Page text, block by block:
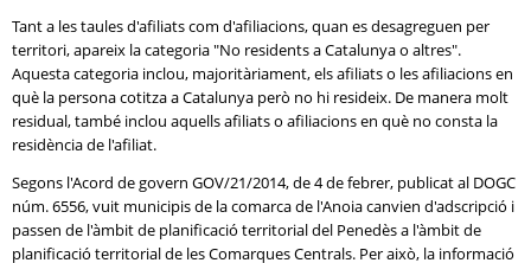
Tant a les taules d'afiliats com d'afiliacions, quan es desagreguen per
territori, apareix la categoria "No residents a Catalunya o altres".
Aquesta categoria inclou, majoritàriament, els afiliats o les afiliacions en
què la persona cotitza a Catalunya però no hi resideix. De manera molt
residual, també inclou aquells afiliats o afiliacions en què no consta la
residència de l'afiliat.
Segons l'Acord de govern GOV/21/2014, de 4 de febrer, publicat al DOGC
núm. 6556, vuit municipis de la comarca de l'Anoia canvien d'adscripció i
passen de l'àmbit de planificació territorial del Penedès a l'àmbit de
planificació territorial de les Comarques Centrals. Per això, la informació